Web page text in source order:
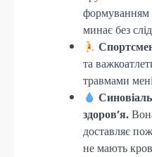
формуванням
минає без
та
травмами
здоров’я.
доставляє
не мають